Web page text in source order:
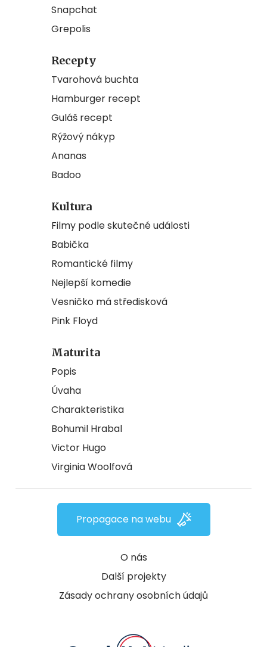
Snapchat
Grepolis
Recepty
Tvarohová buchta
Hamburger recept
Guláš recept
Rýžový nákyp
Ananas
Badoo
Kultura
Filmy podle skutečné události
Babička
Romantické filmy
Nejlepší komedie
Vesničko má středisková
Pink Floyd
Maturita
Popis
Úvaha
Charakteristika
Bohumil Hrabal
Victor Hugo
Virginia Woolfová
O nás
Další projekty
Zásady ochrany osobních údajů
Propagace na webu